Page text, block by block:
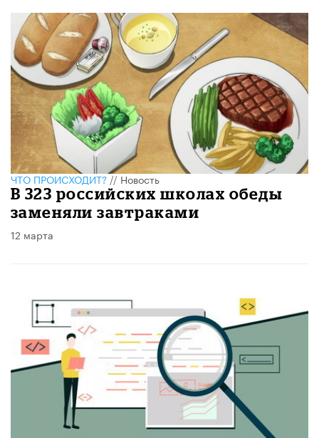
ЧТО ПРОИСХОДИТ?//Новость
В 323 российских школах обеды
заменяли завтраками
12 марта